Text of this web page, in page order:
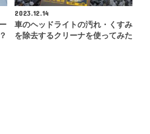
2023.12.14
車のヘッドライトの汚れ・くすみ
を除去するクリーナを使ってみた